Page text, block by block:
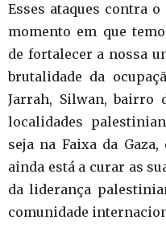
Esses ataques contra
momento em que
de fortalecer a nossa
brutalidade da
Jarrah, Silwan, bairro
localidades
seja na Faixa da
ainda está a curar as
da liderança
comunidade